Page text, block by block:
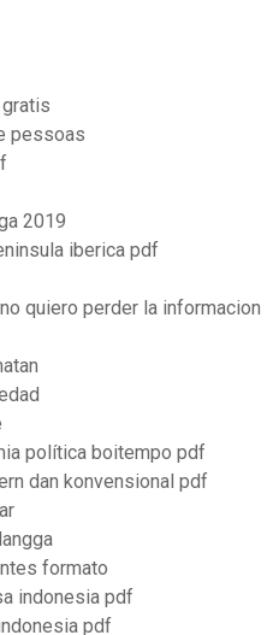
pessoas
2019
iberica pdf
quiero perder la informacion
política boitempo pdf
dan konvensional pdf
formato
indonesia pdf
pdf